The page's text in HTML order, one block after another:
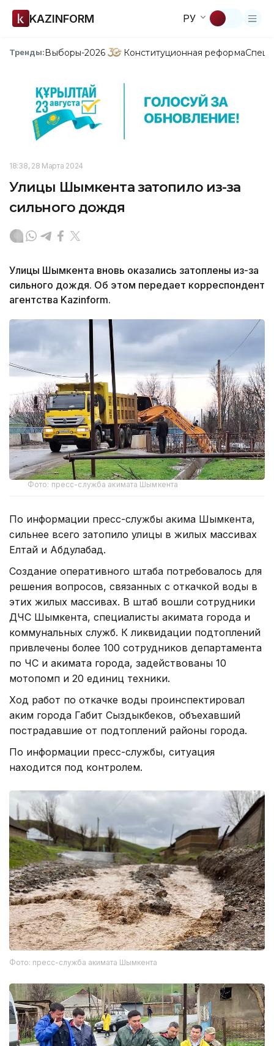
KAZINFORM РУ
Тренды:Выборы-2026 Конституционная реформа
18:38, 28 Марта 2024
Улицы Шымкента затопило из-за
сильного дождя
Улицы Шымкента вновь оказались затоплены из-за
сильного дождя. Об этом передает корреспондент
агентства Kazinform.
Фото: пресс-служба акимата Шымкента
По информации пресс-службы акима Шымкента,
сильнее всего затопило улицы в жилых массивах
Елтай и Абдулабад.
Создание оперативного штаба потребовалось для
решения вопросов, связанных с откачкой воды в
этих жилых массивах. В штаб вошли сотрудники
ДЧС Шымкента, специалисты акимата города и
коммунальных служб. К ликвидации подтоплений
привлечены более 100 сотрудников департамента
по ЧС и акимата города, задействованы 10
мотопомп и 20 единиц техники.
Ход работ по откачке воды проинспектировал
аким города Габит Сыздыкбеков, объехавший
пострадавшие от подтоплений районы города.
По информации пресс-службы, ситуация
находится под контролем.
Фото: пресс-служба акимата Шымкента